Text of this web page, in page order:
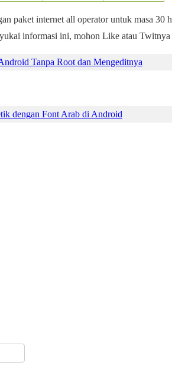
paket internet all operator untuk masa 30
informasi ini, mohon Like atau
Tanpa Root dan Mengeditnya
dengan Font Arab di Android